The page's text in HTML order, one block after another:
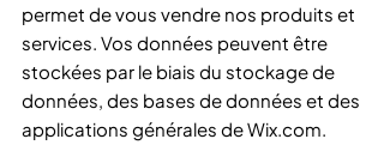
permet de vous vendre nos produits et
services. Vos données peuvent être
stockées par le biais du stockage de
données, des bases de données et des
applications générales de Wix.com.